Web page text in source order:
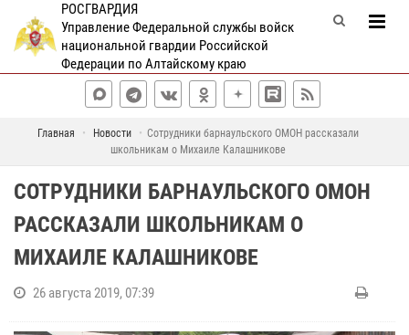
РОСГВАРДИЯ
Управление Федеральной службы войск
национальной гвардии Российской
Федерации по Алтайскому краю
Главная Новости
Сотрудники барнаульского ОМОН рассказали
школьникам о Михаиле Калашникове
СОТРУДНИКИ БАРНАУЛЬСКОГО ОМОН
РАССКАЗАЛИ ШКОЛЬНИКАМ О
МИХАИЛЕ КАЛАШНИКОВЕ
26 августа 2019, 07:39